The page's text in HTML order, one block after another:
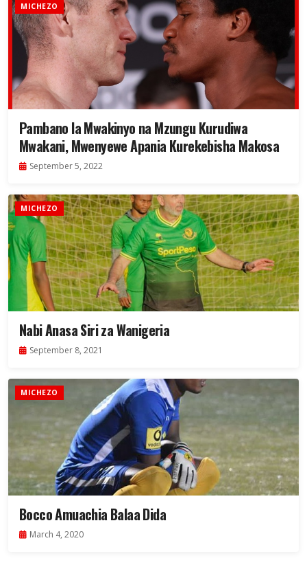
MICHEZO
Pambano la Mwakinyo na Mzungu Kurudiwa
Mwakani, Mwenyewe Apania Kurekebisha Makosa
September 5, 2022
MICHEZO
Nabi Anasa Siri za Wanigeria
September 8, 2021
MICHEZO
Bocco Amuachia Balaa Dida
March 4, 2020